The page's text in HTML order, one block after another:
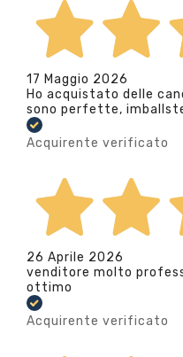
17 Maggio 2026
Ho acquistato delle
sono perfette,
Acquirente verificato
26 Aprile 2026
venditore molto
ottimo
Acquirente verificato